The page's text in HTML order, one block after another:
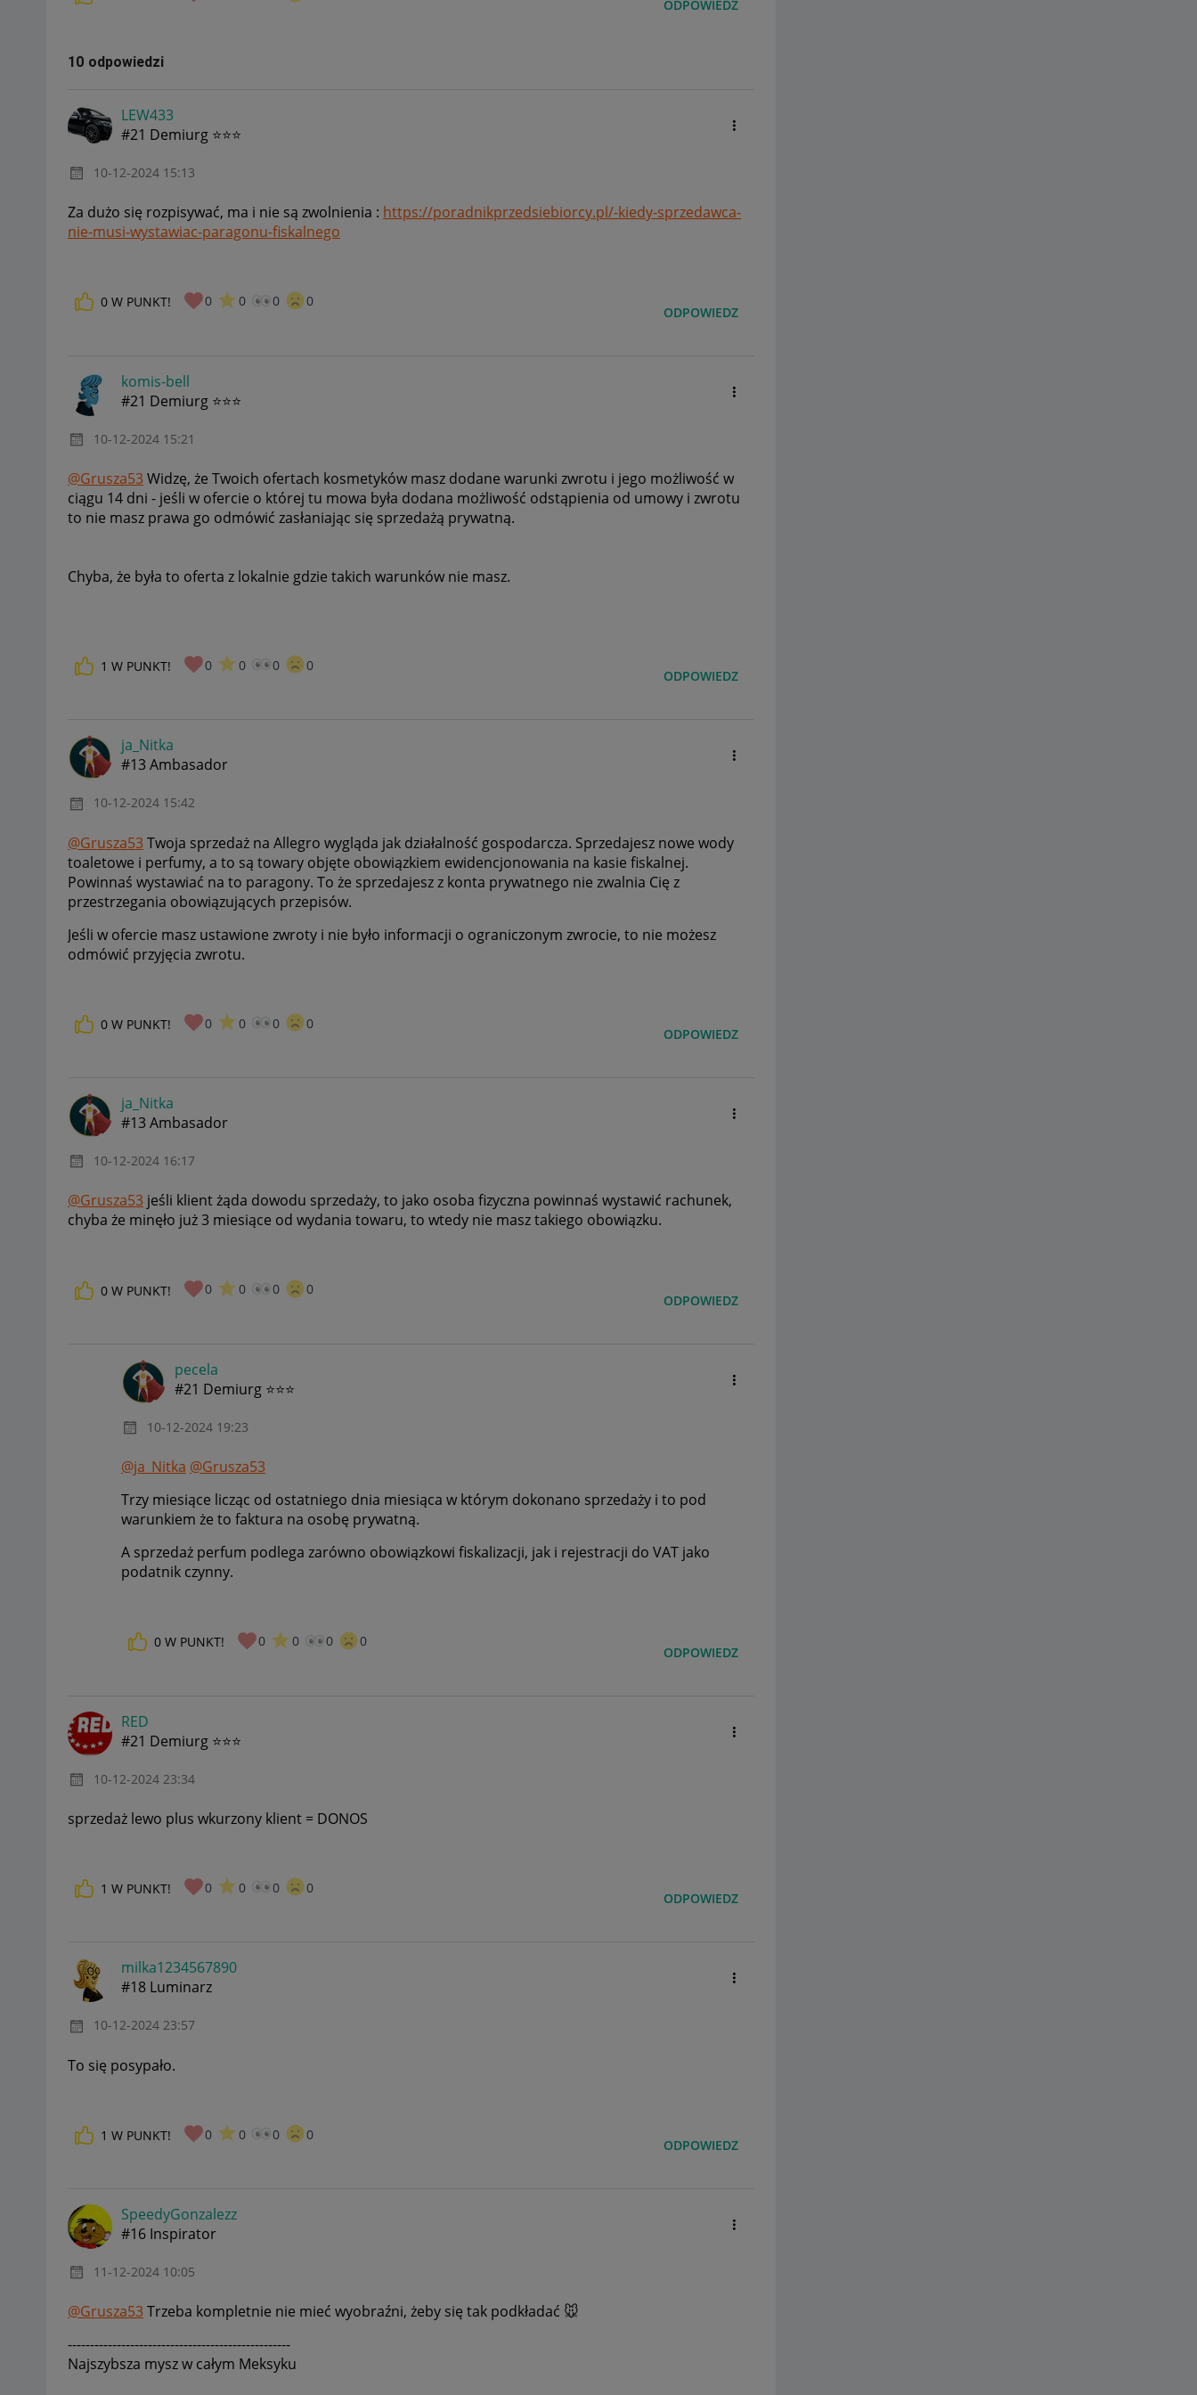
ODPOWIEDZ
10 odpowiedzi
LEW433
#21 Demiurg ⭐⭐⭐
‎10-12-2024 15:13
Za dużo się rozpisywać, ma i nie są zwolnienia : https://poradnikprzedsiebiorcy.pl/-kiedy-sprzedawca-
nie-musi-wystawiac-paragonu-fiskalnego
0 W PUNKT! 0 0 0 0
ODPOWIEDZ
komis-bell
#21 Demiurg ⭐⭐⭐
‎10-12-2024 15:21
@Grusza53Widzę, że Twoich ofertach kosmetyków masz dodane warunki zwrotu i jego możliwość w
ciągu 14 dni - jeśli w ofercie o której tu mowa była dodana możliwość odstąpienia od umowy i zwrotu
to nie masz prawa go odmówić zasłaniając się sprzedażą prywatną.
Chyba, że była to oferta z lokalnie gdzie takich warunków nie masz.
1 W PUNKT! 0 0 0 0
ODPOWIEDZ
ja_Nitka
#13 Ambasador
‎10-12-2024 15:42
@Grusza53Twoja sprzedaż na Allegro wygląda jak działalność gospodarcza. Sprzedajesz nowe wody
toaletowe i perfumy, a to są towary objęte obowiązkiem ewidencjonowania na kasie fiskalnej.
Powinnaś wystawiać na to paragony. To że sprzedajesz z konta prywatnego nie zwalnia Cię z
przestrzegania obowiązujących przepisów.
Jeśli w ofercie masz ustawione zwroty i nie było informacji o ograniczonym zwrocie, to nie możesz
odmówić przyjęcia zwrotu.
0 W PUNKT! 0 0 0 0
ODPOWIEDZ
ja_Nitka
#13 Ambasador
‎10-12-2024 16:17
@Grusza53 jeśli klient żąda dowodu sprzedaży, to jako osoba fizyczna powinnaś wystawić rachunek,
chyba że minęło już 3 miesiące od wydania towaru, to wtedy nie masz takiego obowiązku.
0 W PUNKT! 0 0 0 0
ODPOWIEDZ
pecela
#21 Demiurg ⭐⭐⭐
‎10-12-2024 19:23
@ja_Nitka @Grusza53
Trzy miesiące licząc od ostatniego dnia miesiąca w którym dokonano sprzedaży i to pod
warunkiem że to faktura na osobę prywatną.
A sprzedaż perfum podlega zarówno obowiązkowi fiskalizacji, jak i rejestracji do VAT jako
podatnik czynny.
0 W PUNKT! 0 0 0 0
ODPOWIEDZ
RED
#21 Demiurg ⭐⭐⭐
‎10-12-2024 23:34
sprzedaż lewo plus wkurzony klient = DONOS
1 W PUNKT! 0 0 0 0
ODPOWIEDZ
milka1234567890
#18 Luminarz
‎10-12-2024 23:57
To się posypało.
1 W PUNKT! 0 0 0 0
ODPOWIEDZ
SpeedyGonzalezz
#16 Inspirator
‎11-12-2024 10:05
@Grusza53Trzeba kompletnie nie mieć wyobraźni, żeby się tak podkładać 🐭
--------------------------------------------------
Najszybsza mysz w całym Meksyku